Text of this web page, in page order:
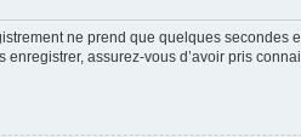
ne prend que quelques
assurez-vous d’avoir pris